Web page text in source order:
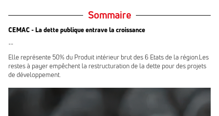
Sommaire
CEMAC - La dette publique entrave la croissance
--
Elle représente 50% du Produit intérieur brut des 6 Etats de la région.Les
restes à payer empêchent la restructuration de la dette pour des projets
de développement.